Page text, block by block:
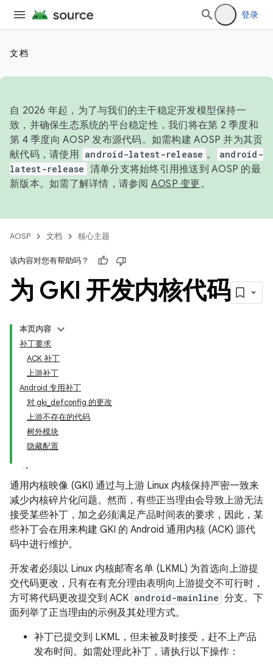
登录
文档
自 2026 年起，为了与我们的主干稳定开发模型保持一
致，并确保生态系统的平台稳定性，我们将在第 2 季度和
第 4 季度向 AOSP 发布源代码。如需构建 AOSP 并为其贡
献代码，请使用 android-latest-release 。
android-
latest-release 清单分支将始终引用推送到 AOSP 的最
新版本。如需了解详情，请参阅 AOSP 变更。
AOSP 文档 核心主题
该内容对您有帮助吗？
为 GKI 开发内核代码
本页内容
补丁要求
ACK 补丁
上游补丁
Android 专用补丁
对 gki_defconfig 的更改
上游不存在的代码
树外模块
隐藏配置
通用内核映像 (GKI) 通过与上游 Linux 内核保持严密一致来
减少内核碎片化问题。然而，有些正当理由会导致上游无法
接受某些补丁，加之必须满足产品时间表的要求，因此，某
些补丁会在用来构建 GKI 的 Android 通用内核 (ACK) 源代
码中进行维护。
开发者必须以 Linux 内核邮寄名单 (LKML) 为首选向上游提
交代码更改，只有在有充分理由表明向上游提交不可行时，
方可将代码更改提交到 ACK android-mainline 分支。下
面列举了正当理由的示例及其处理方式。
补丁已提交到 LKML，但未被及时接受，赶不上产品
发布时间。如需处理此补丁，请执行以下操作：